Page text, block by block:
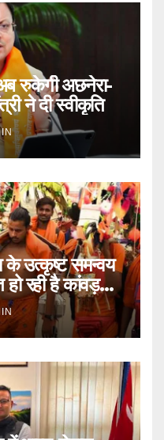
रुकेगी अछनेरा-
ने दी स्वीकृति
के उत्कृष्ट समन्वय
रही है कांवड़